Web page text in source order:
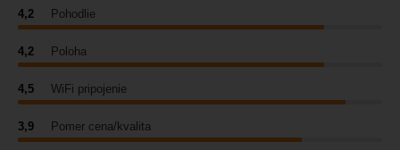
4,2 Pohodlie
4,2 Poloha
4,5 WiFi pripojenie
3,9 Pomer cena/kvalita